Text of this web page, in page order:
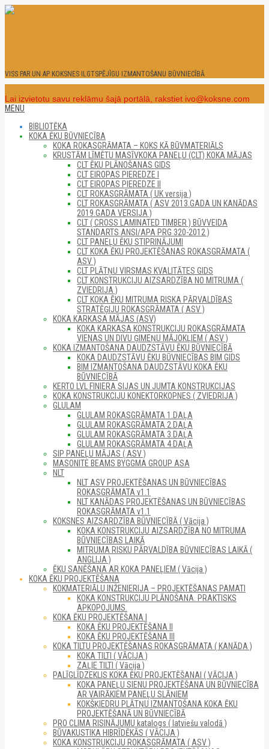
Skip
VISS PAR UN AP KOKSNES ILGTSPĒJĪGU IZMANTOŠANU BŪVNIECĪBĀ
Lai izvietotu savu reklāmu šajā portālā, rakstiet ivo@koksne.com
Secondary
Menu
MENU
BIBLIOTĒKA
KOKA ĒKU BŪVNIECĪBA
KOKA ROKASGRĀMATA – KOKS KĀ BŪVMATERIĀLS
KRUSTĀM LĪMĒTU MASĪVKOKA PANEĻU (CLT) KOKA MĀJAS
CLT ĒKU PLĀNOŠANAS GIDS
CLT EIROPAS PIEREDZE I
CLT EIROPAS PIEREDZE II
CLT ROKASGRĀMATA ( UK versija )
CLT ROKASGRĀMATA ( ASV 2013.GADA UN KANĀDAS
2019.GADA VERSIJA )
CLT ( CROSS LAMINATED TIMBER ) BŪVVEIDA
STANDARTS ANSI/APA PRG 320-2012 )
CLT PANEĻU ĒKU STIPRINĀJUMI
CLT KOKA ĒKU PROJEKTĒŠANAS ROKASGRĀMATA (
ASV )
CLT PLĀTŅU VIRSMAS KVALITĀTES GIDS
CLT KONSTRUKCIJU AIZSARDZĪBA NO MITRUMA (
ZVIEDRIJA )
CLT KOKA ĒKU MITRUMA RISKA PĀRVALDĪBAS
STRATĒĢIJU ROKASGRĀMATA ( ASV )
KOKA KARKASA MĀJAS (ASV)
KOKA KARKASA KONSTRUKCIJU ROKASGRĀMATA
VIENAS UN DIVU ĢIMEŅU MĀJOKĻIEM ( ASV )
KOKA IZMANTOŠANA DAUDZSTĀVU ĒKU BŪVNIECĪBĀ
KOKA DAUDZSTĀVU ĒKU BŪVNIECĪBAS BIM GIDS
BIM IZMANTOŠANA DAUDZSTĀVU KOKA ĒKU
BŪVNIECĪBĀ
KERTO LVL FINIERA SIJAS UN JUMTA KONSTRUKCIJAS
KOKA KONSTRUKCIJU KONEKTORKOPNES ( ZVIEDRIJA )
GLULAM
GLULAM ROKASGRĀMATA 1.DAĻA
GLULAM ROKASGRĀMATA 2.DAĻA
GLULAM ROKASGRĀMATA 3.DAĻA
GLULAM ROKASGRĀMATA 4.DAĻA
SIP PANEĻU MĀJAS ( ASV )
MASONITE BEAMS BYGGMA GROUP ASA
NLT
NLT ASV PROJEKTĒŠANAS UN BŪVNIECĪBAS
ROKASGRĀMATA v1.1
NLT KANĀDAS PROJEKTĒŠANAS UN BŪVNIECĪBAS
ROKASGRĀMATA v1.1
KOKSNES AIZSARDZĪBA BŪVNIECĪBĀ ( Vācija )
KOKA KONSTRUKCIJU AIZSARDZĪBA NO MITRUMA
BŪVNIECĪBAS LAIKĀ
MITRUMA RISKU PĀRVALDĪBA BŪVNIECĪBAS LAIKĀ (
ANGLIJA )
ĒKU SANĒŠANA AR KOKA PANEĻIEM ( Vācija )
KOKA ĒKU PROJEKTĒŠANA
KOKMATERIĀLU INŽENIERIJA – PROJEKTĒŠANAS PAMATI
KOKA KONSTRUKCIJU PLĀNOŠANA. PRAKTISKS
APKOPOJUMS.
KOKA ĒKU PROJEKTĒŠANA I
KOKA ĒKU PROJEKTĒŠANA II
KOKA ĒKU PROJEKTĒŠANA III
KOKA TILTU PROJEKTĒŠANAS ROKASGRĀMATA ( KANĀDA )
KOKA TILTI ( VĀCIJA )
ZAĻIE TILTI ( Vācija )
PALĪGLĪDZEKLIS KOKA ĒKU PROJEKTĒŠANAI ( VĀCIJA )
KOKA PANEĻU SIENU PROJEKTĒŠANA UN BŪVNIECĪBA
AR VAIRĀKIEM PANEĻU SLĀŅIEM
KOKŠĶIEDRU PLĀTŅU IZMANTOŠANA KOKA ĒKU
PROJEKTĒŠANĀ UN BŪVNIECĪBĀ
PRO CLIMA RISINĀJUMU katalogs ( latviešu valodā )
BŪVAKUSTIKA HIBRĪDĒKĀS ( VĀCIJA )
KOKA KONSTRUKCIJU ROKASGRĀMATA ( ASV )